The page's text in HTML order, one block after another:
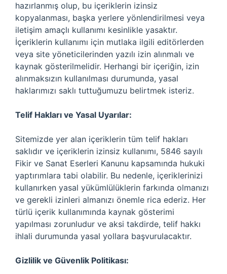
hazırlanmış olup, bu içeriklerin izinsiz
kopyalanması, başka yerlere yönlendirilmesi veya
iletişim amaçlı kullanımı kesinlikle yasaktır.
İçeriklerin kullanımı için mutlaka ilgili editörlerden
veya site yöneticilerinden yazılı izin alınmalı ve
kaynak gösterilmelidir. Herhangi bir içeriğin, izin
alınmaksızın kullanılması durumunda, yasal
haklarımızı saklı tuttuğumuzu belirtmek isteriz.
Telif Hakları ve Yasal Uyarılar:
Sitemizde yer alan içeriklerin tüm telif hakları
saklıdır ve içeriklerin izinsiz kullanımı, 5846 sayılı
Fikir ve Sanat Eserleri Kanunu kapsamında hukuki
yaptırımlara tabi olabilir. Bu nedenle, içeriklerinizi
kullanırken yasal yükümlülüklerin farkında olmanızı
ve gerekli izinleri almanızı önemle rica ederiz. Her
türlü içerik kullanımında kaynak gösterimi
yapılması zorunludur ve aksi takdirde, telif hakkı
ihlali durumunda yasal yollara başvurulacaktır.
Gizlilik ve Güvenlik Politikası: